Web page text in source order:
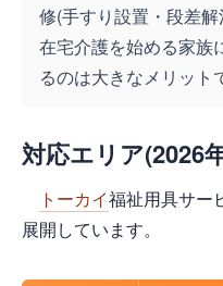
修(手すり設置・段差解
在宅介護を始める家族
るのは大きなメリット
対応エリア(2026
トーカイ福祉用具サー
展開しています。